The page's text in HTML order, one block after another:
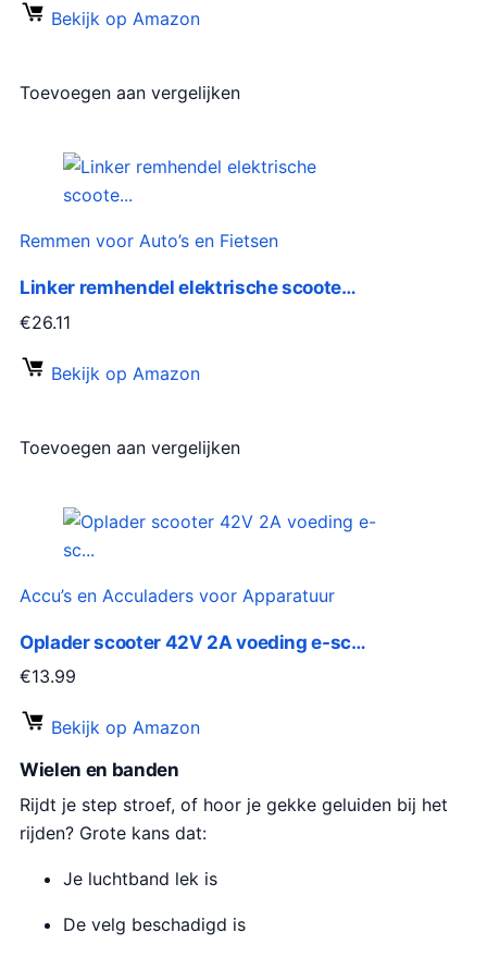
Bekijk op Amazon
Toevoegen aan vergelijken
Remmen voor Auto’s en Fietsen
Linker remhendel elektrische scoote…
€26.11
Bekijk op Amazon
Toevoegen aan vergelijken
Accu’s en Acculaders voor Apparatuur
Oplader scooter 42V 2A voeding e-sc…
€13.99
Bekijk op Amazon
Wielen en banden
Rijdt je step stroef, of hoor je gekke geluiden bij het
rijden? Grote kans dat:
Je luchtband lek is
De velg beschadigd is